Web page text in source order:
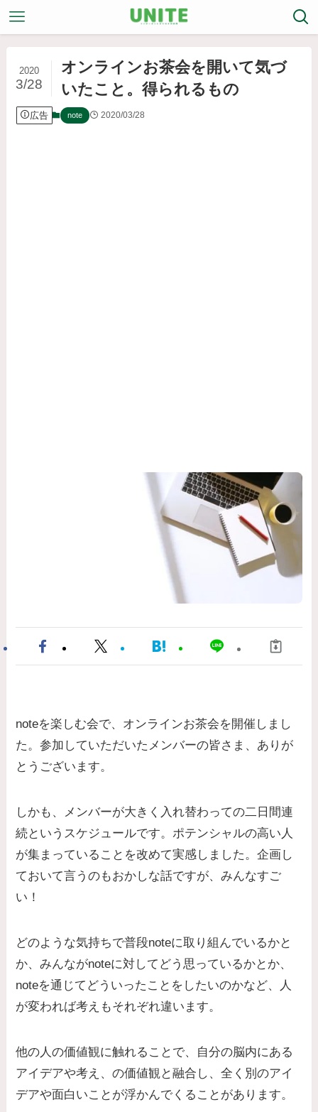
オンラインお茶会を開いて気づ
いたこと。得られるもの
2020
3/28
広告 note 2020/03/28
noteを楽しむ会で、オンラインお茶会を開催しまし
た。参加していただいたメンバーの皆さま、ありが
とうございます。
しかも、メンバーが大きく入れ替わっての二日間連
続というスケジュールです。ポテンシャルの高い人
が集まっていることを改めて実感しました。企画し
ておいて言うのもおかしな話ですが、みんなすご
い！
どのような気持ちで普段noteに取り組んでいるかと
か、みんながnoteに対してどう思っているかとか、
noteを通じてどういったことをしたいのかなど、人
が変われば考えもそれぞれ違います。
他の人の価値観に触れることで、自分の脳内にある
アイデアや考え、の価値観と融合し、全く別のアイ
デアや面白いことが浮かんでくることがあります。